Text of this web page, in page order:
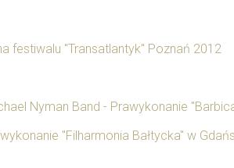
festiwalu "Transatlantyk" Poznań 2012
Nyman Band - Prawykonanie
"Filharmonia Bałtycka" w